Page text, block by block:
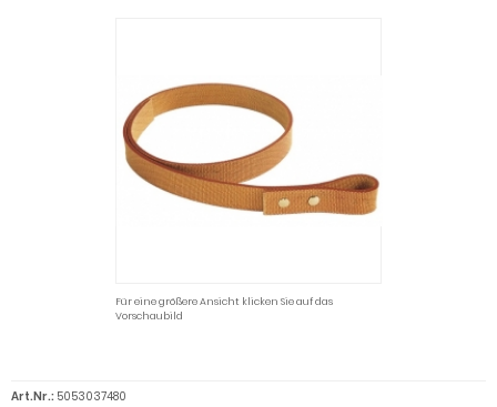
Für eine größere Ansicht klicken Sie auf das
Vorschaubild
Art.Nr.: 5053037480